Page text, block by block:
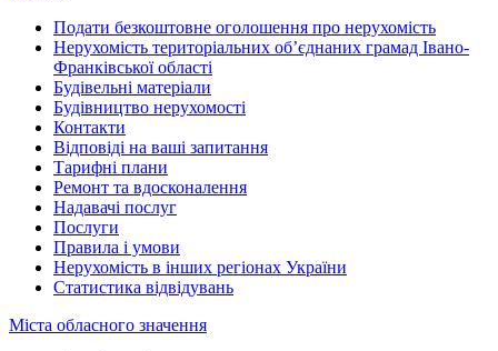
Подати безкоштовне оголошення про нерухомість
Нерухомість територіальних об’єднаних грамад Івано-
Франківської області
Будівельні матеріали
Будівництво нерухомості
Контакти
Відповіді на ваші запитання
Тарифні плани
Ремонт та вдосконалення
Надавачі послуг
Послуги
Правила і умови
Нерухомість в інших регіонах України
Статистика відвідувань
Міста обласного значення